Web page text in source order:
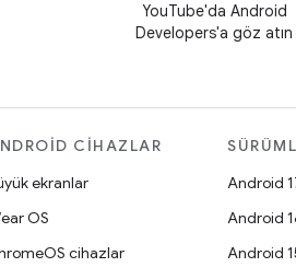
YouTube'da Android
Developers'a göz atın
CIHAZLAR
ekranlar
OS
cihazlar
Android
Android
Android